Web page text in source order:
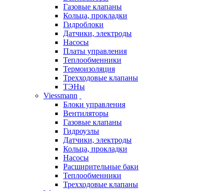
Газовые клапаны
Кольца, прокладки
Гидроблоки
Датчики, электроды
Насосы
Платы управления
Теплообменники
Термоизоляция
Трехходовые клапаны
ТЭНы
Viessmann
Блоки управления
Вентиляторы
Газовые клапаны
Гидроузлы
Датчики, электроды
Кольца, прокладки
Насосы
Расширительные баки
Теплообменники
Трехходовые клапаны